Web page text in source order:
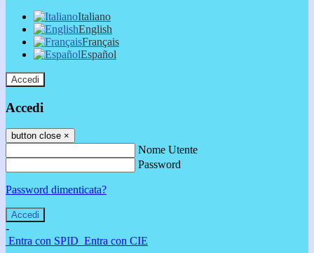
Italiano
English
Français
Español
Accedi
Accedi
button close ×
Nome Utente
Password
Password dimenticata?
-
Entra con SPID Entra con CIE